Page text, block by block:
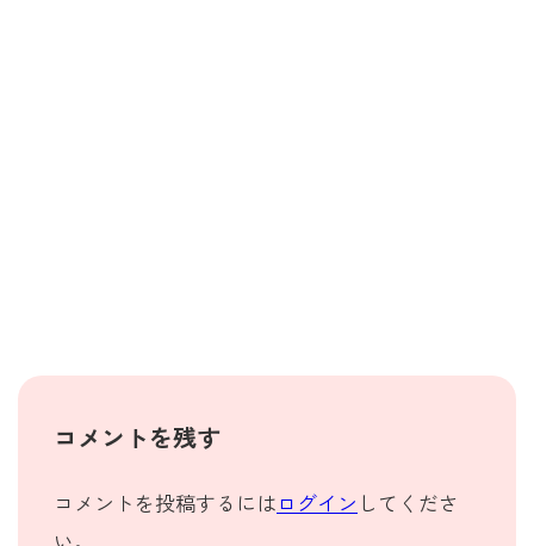
コメントを残す
コメントを投稿するには ログイン してくださ